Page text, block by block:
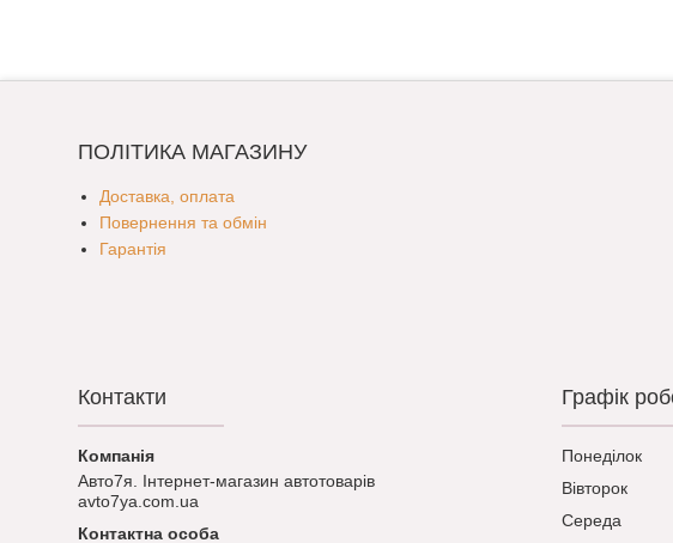
ПОЛІТИКА МАГАЗИНУ
Доставка, оплата
Повернення та обмін
Гарантія
Контакти
Авто7я. Інтернет-магазин автотоварів
avto7ya.com.ua
Графік
Понеділок
Вівторок
Середа